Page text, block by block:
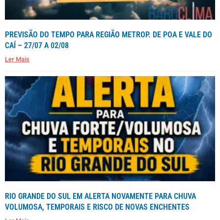
PREVISÃO DO TEMPO PARA REGIÃO METROP. DE POA E VALE DO
CAÍ – 27/07 A 02/08
Ler Mais
RIO GRANDE DO SUL EM ALERTA NOVAMENTE PARA CHUVA
VOLUMOSA, TEMPORAIS E RISCO DE NOVAS ENCHENTES